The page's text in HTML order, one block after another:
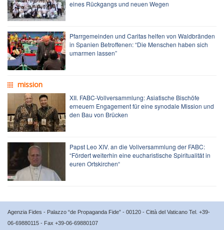
eines Rückgangs und neuen Wegen
Pfarrgemeinden und Caritas helfen von Waldbränden
in Spanien Betroffenen: “Die Menschen haben sich
umarmen lassen”
mission
XII. FABC-Vollversammlung: Asiatische Bischöfe
erneuern Engagement für eine synodale Mission und
den Bau von Brücken
Papst Leo XIV. an die Vollversammlung der FABC:
“Fördert weiterhin eine eucharistische Spiritualität in
euren Ortskirchen“
Agenzia Fides - Palazzo “de Propaganda Fide” - 00120 - Città del Vaticano Tel. +39-
06-69880115 - Fax +39-06-69880107